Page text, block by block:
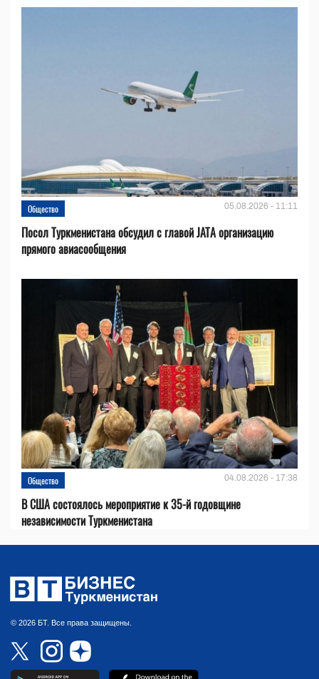
Общество 05.08.2026 - 11:11
Посол Туркменистана обсудил с главой JATA организацию
прямого авиасообщения
Общество 04.08.2026 - 17:38
В США состоялось мероприятие к 35-й годовщине
независимости Туркменистана
© 2026 БТ. Все права защищены.